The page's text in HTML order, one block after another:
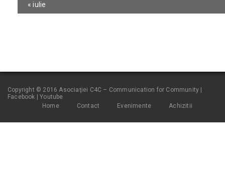
« iulie
Copyright © 2016 Asociaţiei C4C – Communication for Community |
Facebook |Youtube
Home
Contact Evenimente Achizitii